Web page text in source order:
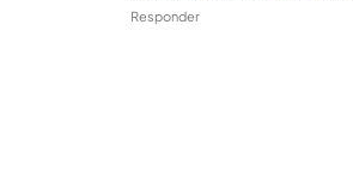
Responder